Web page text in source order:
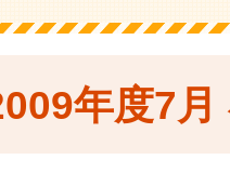
年度7